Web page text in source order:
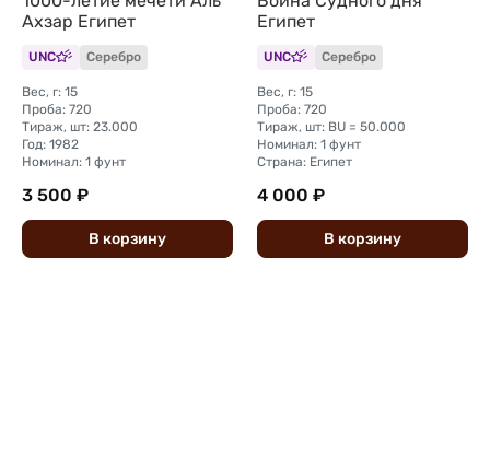
Ахзар Египет
UNC Серебро
Вес, г: 15
Проба: 720
Тираж, шт: 23.000
Год: 1982
Номинал: 1 фунт
3 500 ₽
В корзину
Египет
UNC Серебро
Вес, г: 15
Проба: 720
Тираж, шт: BU = 50.000
Номинал: 1 фунт
Страна: Египет
4 000 ₽
В корзину